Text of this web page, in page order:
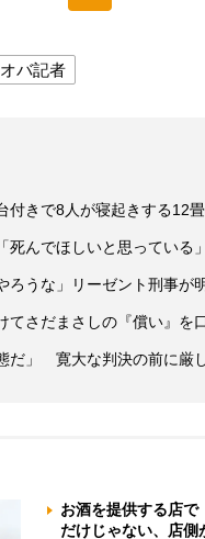
オバ記者
付きで8人が寝起きする12
死んでほしいと思っている
ろうな」リーゼント刑事が
てさだまさしの『償い』を
だ」 寛大な判決の前に厳
お酒を提供する店
だけじゃない、店側